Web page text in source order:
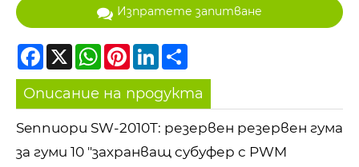
Изпратете запитване
Facebook
X WhatsAppPinterestLinkedIn
Описание на продукта
Sennuopu SW-2010T: резервен резервен гума
за гуми 10 "захранващ субуфер с PWM